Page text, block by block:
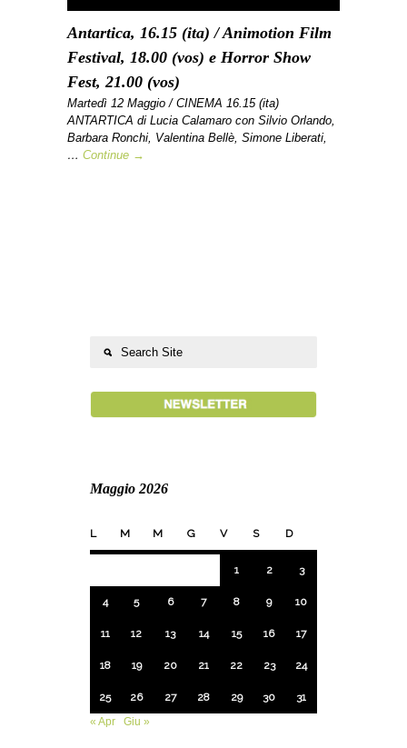
Antartica, 16.15 (ita) / Animotion Film
Festival, 18.00 (vos) e Horror Show
Fest, 21.00 (vos)
Martedì 12 Maggio / CINEMA 16.15 (ita)
ANTARTICA di Lucia Calamaro con Silvio Orlando,
Barbara Ronchi, Valentina Bellè, Simone Liberati,
… Continue →
Maggio 2026
L M M G V S D
1 2 3
4 5 6 7 8 9 10
11 12 13 14 15 16 17
18 19 20 21 22 23 24
25 26 27 28 29 30
31
« Apr
Giu »